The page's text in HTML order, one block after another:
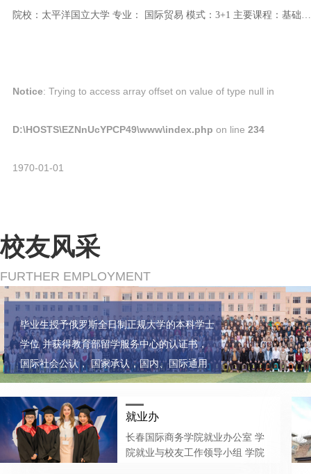
院校：太平洋国立大学 专业： 国际贸易 模式：3+1 主要课程：基础俄语、俄语视听、经贸俄语、口语强化、俄罗斯国情、哲学、统计学、经济理论，金融学、市场营销、物流基础等。
Notice: Trying to access array offset on value of type null in
D:\HOSTS\EZNnUcYPCP49\www\index.php on line 234
1970-01-01
校友风采
FURTHER EMPLOYMENT
毕业生授予俄罗斯全日制正规大学的本科学士
学位 并获得教育部留学服务中心的认证书，
国际社会公认， 国家承认，国内、国际通用
就业办
长春国际商务学院就业办公室 学
院就业与校友工作领导小组 学院